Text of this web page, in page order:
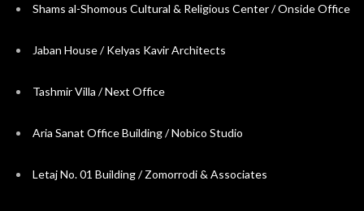
Shams al-Shomous Cultural & Religious Center / Onside Office
Jaban House / Kelyas Kavir Architects
Tashmir Villa / Next Office
Aria Sanat Office Building / Nobico Studio
Letaj No. 01 Building / Zomorrodi & Associates